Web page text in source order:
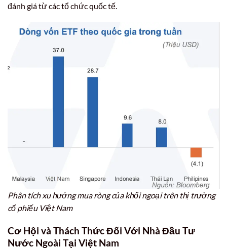
đánh giá từ các tổ chức quốc tế.
Phân tích xu hướng mua ròng của khối ngoại trên thị trường
cổ phiếu Việt Nam
Cơ Hội và Thách Thức Đối Với Nhà Đầu Tư
Nước Ngoài Tại Việt Nam